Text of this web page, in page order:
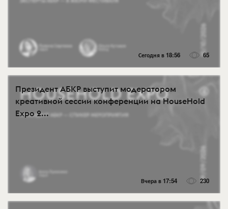
Сегодня в 18:56 65
Президент АБКР выступит модератором
креативной сессии конференции на HouseHold
Expo 2...
Вчера в 17:54 230